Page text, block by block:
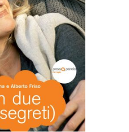
LEGGI TUTTO